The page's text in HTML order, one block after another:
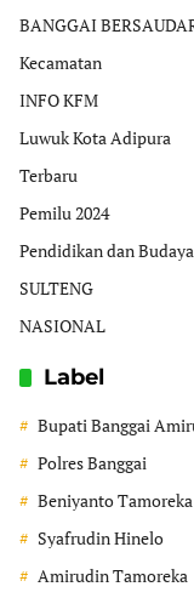
BANGGAI
Kecamatan
INFO KFM
Luwuk Kota Adipura
Terbaru
Pemilu 2024
Pendidikan dan Budaya
SULTENG
NASIONAL
Label
Bupati Banggai
Polres Banggai
Beniyanto Tamoreka
Syafrudin Hinelo
Amirudin Tamoreka